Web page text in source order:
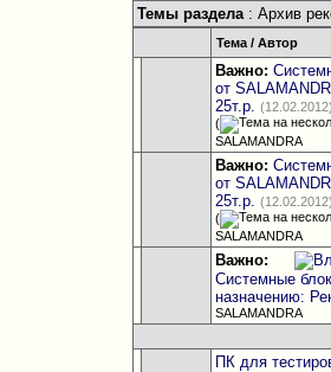
Темы раздела: Архив
Тема/ Автор
Важно:
от
25т.р. (12.02.2012)
(
SALAMANDRA
Важно:
от
25т.р. (12.02.2012)
(
SALAMANDRA
Важно:
Системные
назначению:
SALAMANDRA
ПК для